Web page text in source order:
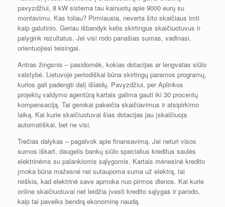
pavyzdžiui, 8 kW sistema tau kainuotų apie 9000 eurų su
montavimu. Kas toliau? Pirmiausia, neverta šito skaičiaus imti
kaip galutinio. Geriau išbandyk kelis skirtingus skaičiuotuvus ir
palygink rezultatus. Jei visi rodo panašias sumas, vadinasi,
orientuojiesi teisingai.
Antras žingsnis – pasidomėk, kokias dotacijas ar lengvatas siūlo
valstybė. Lietuvoje periodiškai būna skirtingų paramos programų,
kurios gali padengti dalį išlaidų. Pavyzdžiui, per Aplinkos
projektų valdymo agentūrą kartais galima gauti iki 30 procentų
kompensaciją. Tai gerokai pakeičia skaičiavimus ir atsipirkimo
laiką. Kai kurie skaičiuotuvai šias dotacijas jau įskaičiuoja
automatiškai, bet ne visi.
Trečias dalykas – pagalvok apie finansavimą. Jei neturi visos
sumos iškart, daugelis bankų siūlo specialius kreditus saulės
elektrinėms su palankiomis sąlygomis. Kartais mėnesinė kredito
įmoka būna mažesnė nei sutaupoma suma už elektrą, tai
reiškia, kad elektrinė save apmoka nuo pirmos dienos. Kai kurie
online skaičiuotuvai net leidžia įvesti kredito sąlygas ir parodo,
kaip tai paveiks bendrą ekonominę naudą.